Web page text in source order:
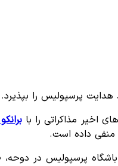
هدایت پرسپولیس را بپذیرد.
اخیر مذاکراتی را با
منفی داده است.
پرسپولیس در